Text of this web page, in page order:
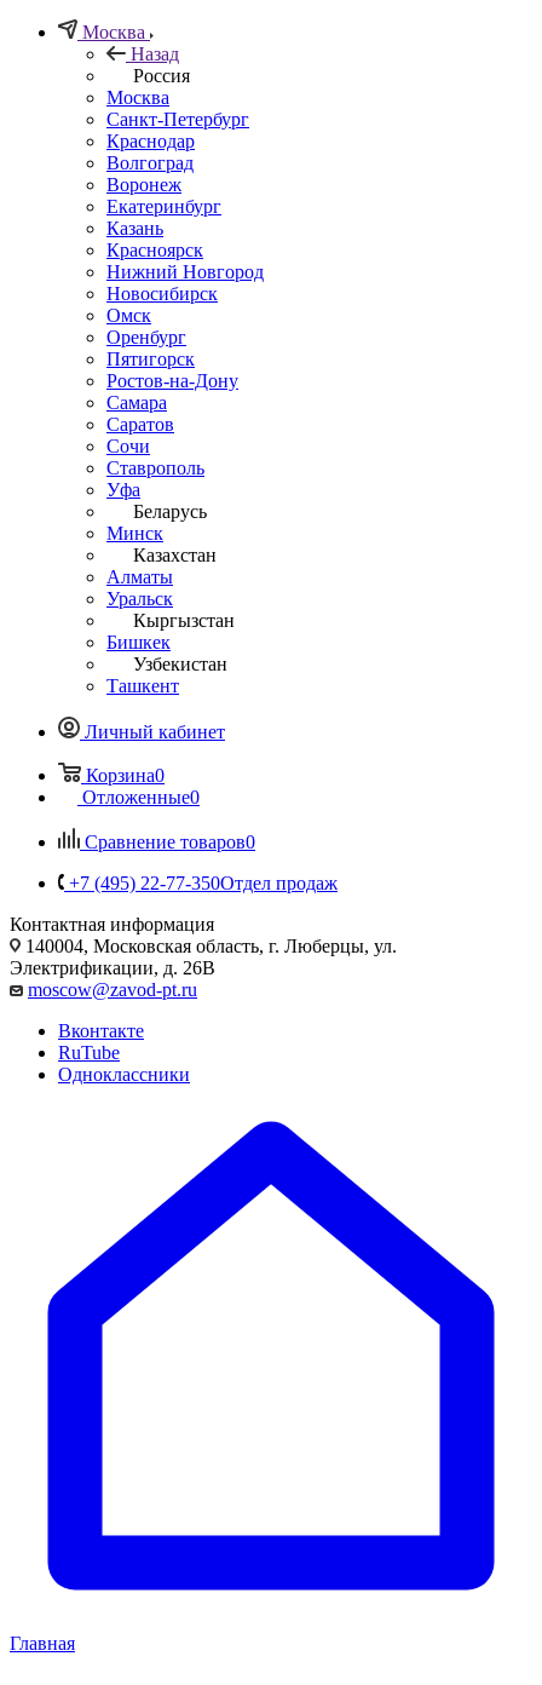
Москва
Назад
Россия
Москва
Санкт-Петербург
Краснодар
Волгоград
Воронеж
Екатеринбург
Казань
Красноярск
Нижний Новгород
Новосибирск
Омск
Оренбург
Пятигорск
Ростов-на-Дону
Самара
Саратов
Сочи
Ставрополь
Уфа
Беларусь
Минск
Казахстан
Алматы
Уральск
Кыргызстан
Бишкек
Узбекистан
Ташкент
Личный кабинет
Корзина0
Отложенные0
Сравнение товаров0
+7 (495) 22-77-350Отдел продаж
Контактная информация
140004, Московская область, г. Люберцы, ул.
Электрификации, д. 26В
moscow@zavod-pt.ru
Вконтакте
RuTube
Одноклассники
Главная